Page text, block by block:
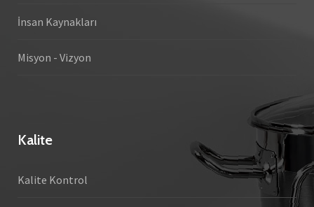
İnsan Kaynakları
Misyon - Vizyon
Kalite
Kalite Kontrol